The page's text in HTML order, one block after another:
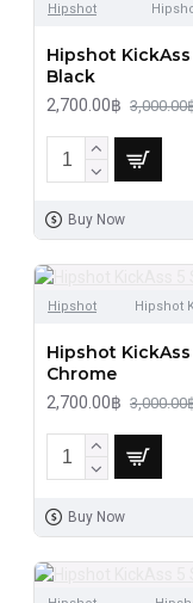
Hipshot
Hipshot
Black
2,700.00฿ 3,000.00
Buy Now
Hipshot
Hipshot
Hipshot
Chrome
2,700.00฿ 3,000.00
Buy Now